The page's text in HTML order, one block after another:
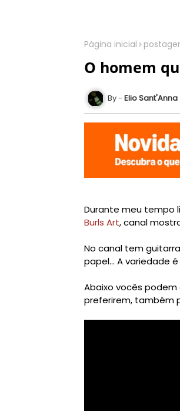
Página inicial
O homem
Elio Sant'Anna
Durante meu tempo
Burls Art, canal mostra
No canal tem
papel... A variedade
Abaixo vocês
preferirem, também